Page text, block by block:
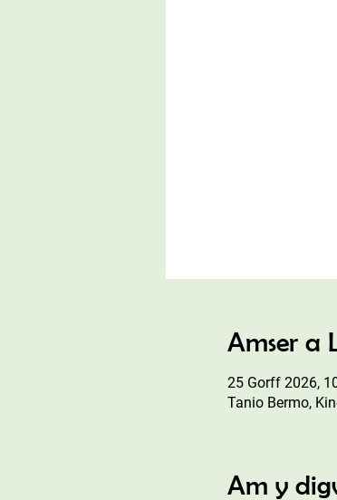
Amser a
25 Gorff 2026,
Tanio Bermo,
Am y